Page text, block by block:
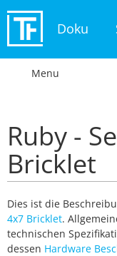
Doku
Menu
Ruby -
Bricklet
Dies ist die
4x7 Bricklet.
technischen
dessen Hardware